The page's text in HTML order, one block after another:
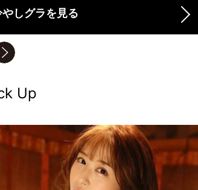
しグラを見る
grazie
Up